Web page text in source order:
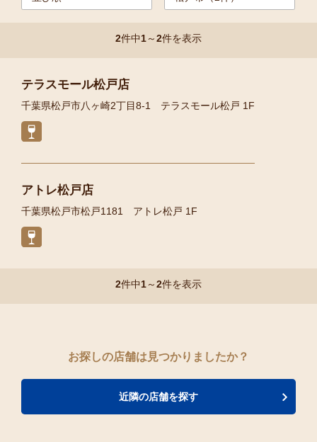
2件中1～2件を表示
テラスモール松戸店
千葉県松戸市八ヶ崎2丁目8-1 テラスモール松戸 1F
アトレ松戸店
千葉県松戸市松戸1181 アトレ松戸 1F
2件中1～2件を表示
お探しの店舗は見つかりましたか？
近隣の店舗を探す